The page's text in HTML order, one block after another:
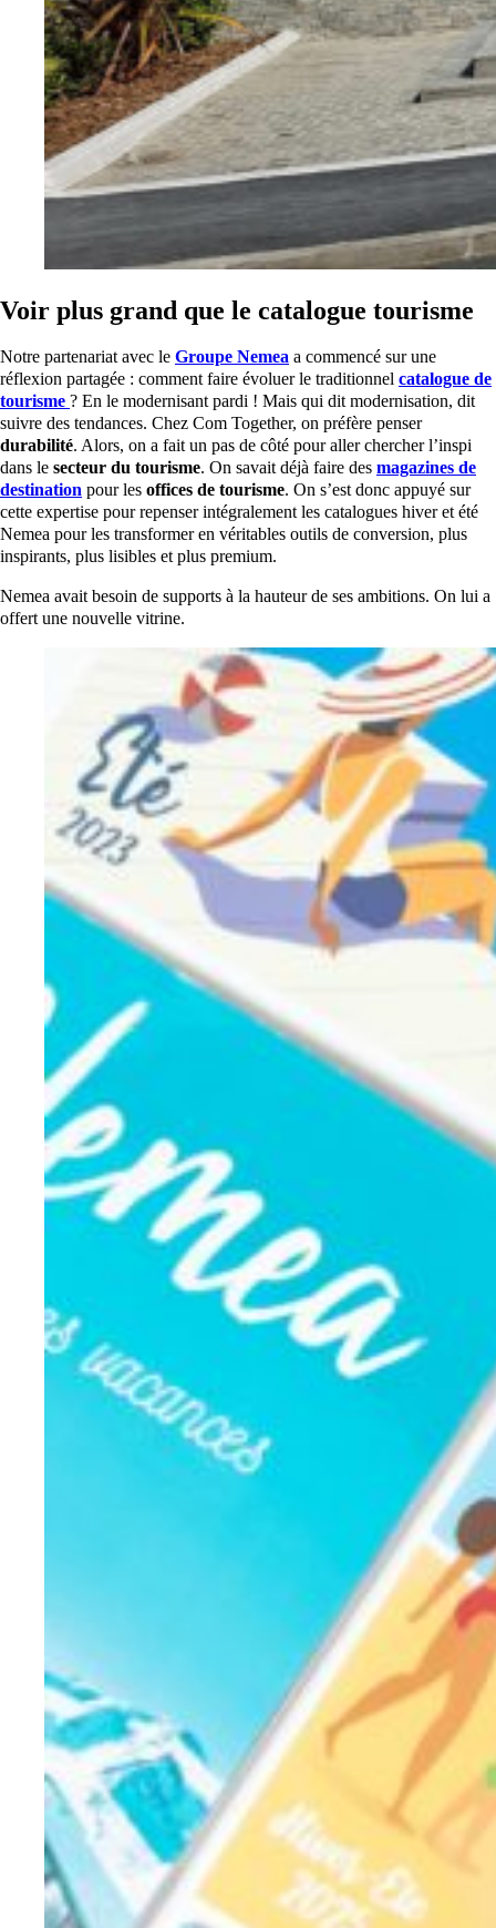
Voir plus grand que le catalogue tourisme
Notre partenariat avec le Groupe Nemea a commencé sur une
réflexion partagée : comment faire évoluer le traditionnel catalogue de
tourisme ? En le modernisant pardi ! Mais qui dit modernisation, dit
suivre des tendances. Chez Com Together, on préfère penser
durabilité. Alors, on a fait un pas de côté pour aller chercher l’inspi
dans le secteur du tourisme. On savait déjà faire des magazines de
destination pour les offices de tourisme. On s’est donc appuyé sur
cette expertise pour repenser intégralement les catalogues hiver et été
Nemea pour les transformer en véritables outils de conversion, plus
inspirants, plus lisibles et plus premium.
Nemea avait besoin de supports à la hauteur de ses ambitions. On lui a
offert une nouvelle vitrine.